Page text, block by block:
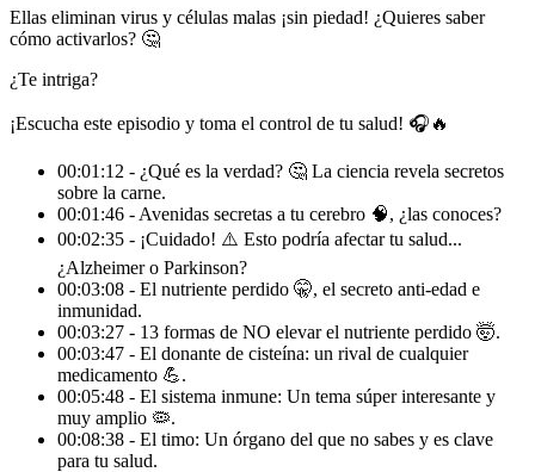
Ellas eliminan virus y células malas ¡sin piedad! ¿Quieres saber
cómo activarlos? 🤔
¿Te intriga?
¡Escucha este episodio y toma el control de tu salud! 🎧🔥
00:01:12 - ¿Qué es la verdad? 🤔 La ciencia revela secretos
sobre la carne.
00:01:46 - Avenidas secretas a tu cerebro 🧠, ¿las conoces?
00:02:35 - ¡Cuidado! ⚠️ Esto podría afectar tu salud...
¿Alzheimer o Parkinson?
00:03:08 - El nutriente perdido 🤫, el secreto anti-edad e
inmunidad.
00:03:27 - 13 formas de NO elevar el nutriente perdido 🤯.
00:03:47 - El donante de cisteína: un rival de cualquier
medicamento 💪.
00:05:48 - El sistema inmune: Un tema súper interesante y
muy amplio 🦠.
00:08:38 - El timo: Un órgano del que no sabes y es clave
para tu salud.